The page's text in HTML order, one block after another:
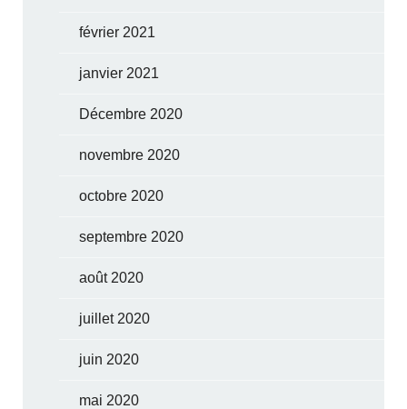
février 2021
janvier 2021
Décembre 2020
novembre 2020
octobre 2020
septembre 2020
août 2020
juillet 2020
juin 2020
mai 2020